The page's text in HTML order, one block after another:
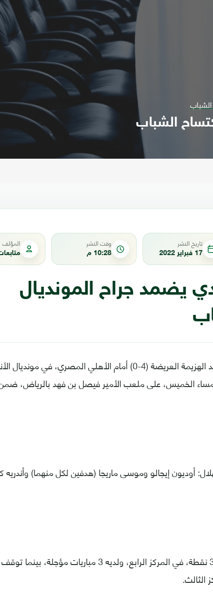
الشباب
تاريخ النشر
17 فبراير 2022
وقت النشر
10:28 م
المؤلف
يضمد جراح المونديال
ضمد الهلال السعودي جراحه بعد الهزيمة العريضة (4-0) أمام الأهلي المصري، في
أوديون إيجالو وموسى ماريجا (هدفين لكل منهما) وأندريه
ورفع الهلال رصيده بذلك إلى 34 نقطة، في المركز الرابع، ولديه 3 مباريات